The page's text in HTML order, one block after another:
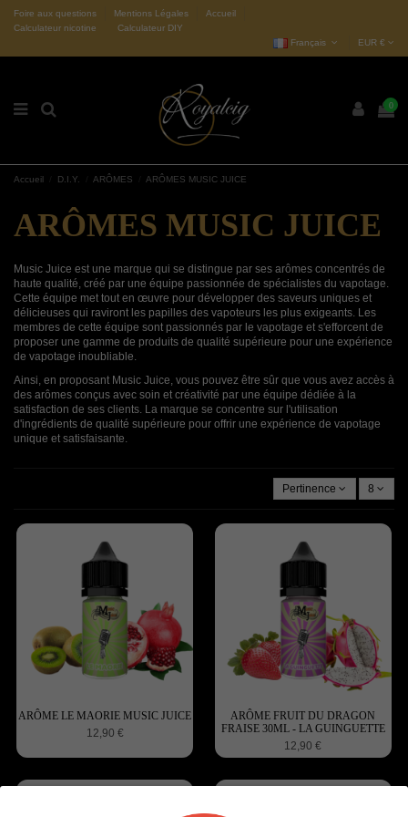
Foire aux questions Mentions Légales
Accueil
Calculateur nicotine
Calculateur DIY
Français
EUR €
0
Accueil D.I.Y. ARÔMES ARÔMES MUSIC JUICE
ARÔMES MUSIC JUICE
Music Juice est une marque qui se distingue par ses arômes concentrés de
haute qualité, créé par une équipe passionnée de spécialistes du vapotage.
Cette équipe met tout en œuvre pour développer des saveurs uniques et
délicieuses qui raviront les papilles des vapoteurs les plus exigeants. Les
membres de cette équipe sont passionnés par le vapotage et s'efforcent de
proposer une gamme de produits de qualité supérieure pour une expérience
de vapotage inoubliable.
Ainsi, en proposant Music Juice, vous pouvez être sûr que vous avez accès à
des arômes conçus avec soin et créativité par une équipe dédiée à la
satisfaction de ses clients. La marque se concentre sur l'utilisation
d'ingrédients de qualité supérieure pour offrir une expérience de vapotage
unique et satisfaisante.
Pertinence 8
ARÔME LE MAORIE MUSIC JUICE
12,90 €
ARÔME FRUIT DU DRAGON
FRAISE 30ML - LA GUINGUETTE
12,90 €